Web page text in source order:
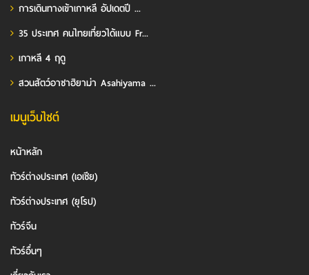
การเดินทางเข้าเกาหลี อัปเดตปี ...
35 ประเทศ คนไทยเที่ยวได้แบบ Fr...
เกาหลี 4 ฤดู
สวนสัตว์อาซาฮิยาม่า Asahiyama ...
เมนูเว็บไซต์
หน้าหลัก
ทัวร์ต่างประเทศ (เอเชีย)
ทัวร์ต่างประเทศ (ยุโรป)
ทัวร์จีน
ทัวร์อื่นๆ